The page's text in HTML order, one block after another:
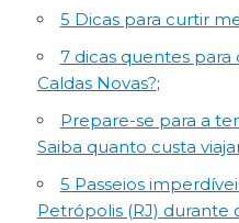
5 Dicas para curtir
7 dicas quentes
Caldas Novas?;
Prepare-se para a
Saiba quanto custa
5 Passeios
Petrópolis (RJ) durante